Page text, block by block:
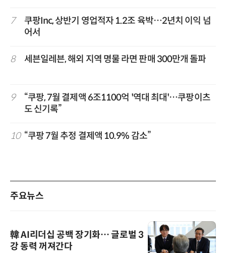
7
쿠팡Inc, 상반기 영업적자 1.2조 육박…2년치 이익 넘
어서
8 세븐일레븐, 해외 지역 명물 라면 판매 300만개 돌파
9
“쿠팡, 7월 결제액 6조1100억 '역대 최대'…쿠팡이츠
도 신기록”
10 “쿠팡 7월 추정 결제액 10.9% 감소”
주요뉴스
韓 AI리더십 공백 장기화… 글로벌 3
강 동력 꺼져간다